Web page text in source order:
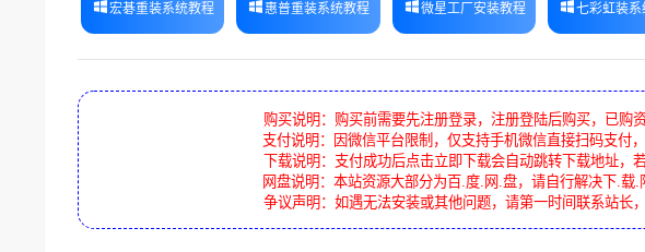
宏碁重装系统教程 惠普重装系统教程 微星工厂安装教程 七彩虹装系
购买说明：购买前需要先注册登录，注册登陆后购买，已购
支付说明：因微信平台限制，仅支持手机微信直接扫码支付
下载说明：支付成功后点击立即下载会自动跳转下载地址，
网盘说明：本站资源大部分为百.度.网.盘，请自行解决下.载.
争议声明：如遇无法安装或其他问题，请第一时间联系站长